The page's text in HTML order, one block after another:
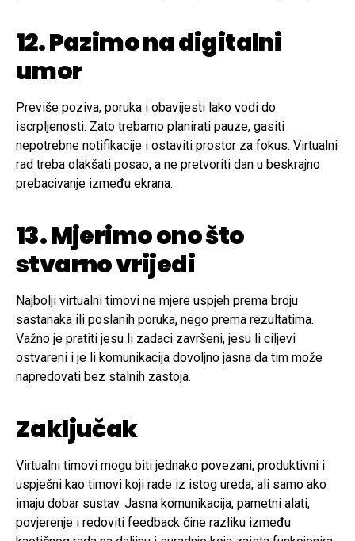
12. Pazimo na digitalni
umor
Previše poziva, poruka i obavijesti lako vodi do
iscrpljenosti. Zato trebamo planirati pauze, gasiti
nepotrebne notifikacije i ostaviti prostor za fokus. Virtualni
rad treba olakšati posao, a ne pretvoriti dan u beskrajno
prebacivanje između ekrana.
13. Mjerimo ono što
stvarno vrijedi
Najbolji virtualni timovi ne mjere uspjeh prema broju
sastanaka ili poslanih poruka, nego prema rezultatima.
Važno je pratiti jesu li zadaci završeni, jesu li ciljevi
ostvareni i je li komunikacija dovoljno jasna da tim može
napredovati bez stalnih zastoja.
Zaključak
Virtualni timovi mogu biti jednako povezani, produktivni i
uspješni kao timovi koji rade iz istog ureda, ali samo ako
imaju dobar sustav. Jasna komunikacija, pametni alati,
povjerenje i redoviti feedback čine razliku između